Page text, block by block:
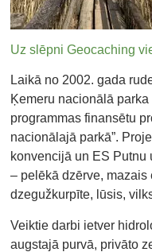
Uz slēpni Geocaching
Laikā no 2002. gada
Ķemeru nacionālā
programmas finansētu
nacionālajā parkā”.
konvencijā un ES Putnu
– pelēkā dzērve,
dzegužkurpīte, lūsis,
Veiktie darbi ietver
augstajā purvā, privāto